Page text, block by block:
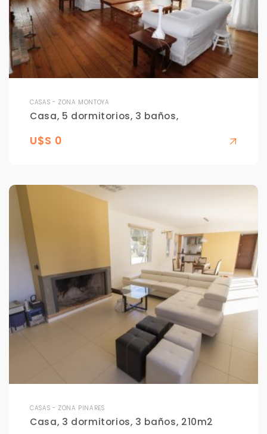
CASAS - ZONA MONTOYA
Casa, 5 dormitorios, 3 baños,
U$S 0
CASAS - ZONA PINARES
Casa, 3 dormitorios, 3 baños, 210m2